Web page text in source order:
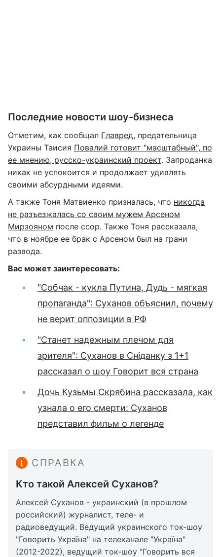
Последние новости шоу-бизнеса
Отметим, как сообщал Главред, предательница
Украины Таисия Повалий готовит "масштабный", по
ее мнению, русско-украинский проект. Запроданка
никак не успокоится и продолжает удивлять
своими абсурдными идеями.
А также Тоня Матвиенко призналась, что никогда
не разъезжалась со своим мужем Арсеном
Мирзояном после ссор. Также Тоня рассказала,
что в ноябре ее брак с Арсеном был на грани
развода.
Вас может заинтересовать:
"Собчак - кукла Путина, Дудь - мягкая
пропаганда": Суханов объяснил, почему
не верит оппозиции в РФ
"Станет надежным плечом для
зрителя": Суханов в Сніданку з 1+1
рассказал о шоу Говорит вся страна
Дочь Кузьмы Скрябина рассказала, как
узнала о его смерти: Суханов
представил фильм о легенде
СПРАВКА
Кто такой Алексей Суханов?
Алексей Суханов - украинский (в прошлом
российский) журналист, теле- и
радиоведущий. Ведущий украинского ток-шоу
"Говорить Україна" на телеканале "Україна"
(2012-2022), ведущий ток-шоу "Говорить вся